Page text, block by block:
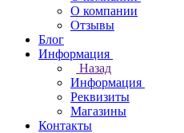
О компании
Отзывы
Блог
Информация
Назад
Информация
Реквизиты
Магазины
Контакты